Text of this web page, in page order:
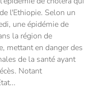
l'Ethiopie. Selon un
une épidémie de
la région de
mettant en danger des
de la santé ayant
Notant